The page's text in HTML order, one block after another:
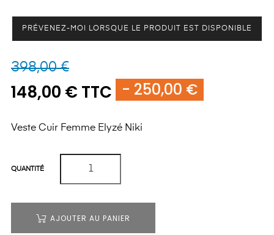
PRÉVENEZ-MOI LORSQUE LE PRODUIT EST DISPONIBLE
398,00 €
148,00 € TTC - 250,00 €
Veste Cuir Femme Elyzé Niki
QUANTITÉ
AJOUTER AU PANIER